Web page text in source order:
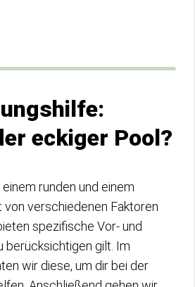
eckiger Pool?
runden und einem
von verschiedenen Faktoren
spezifische Vor- und
berücksichtigen gilt. Im
wir diese, um dir bei der